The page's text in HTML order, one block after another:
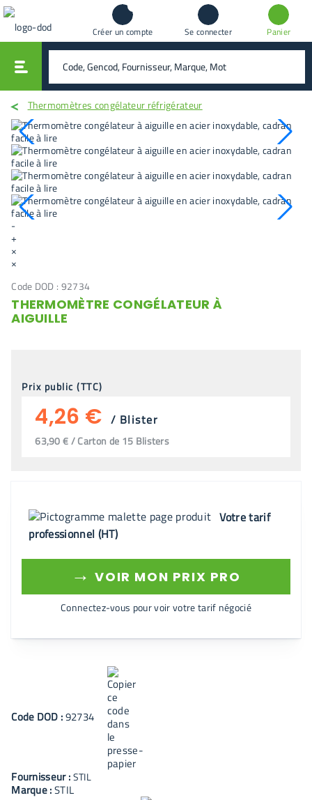
Créer un compte Se connecter Panier
rechercher
Thermomètres congélateur réfrigérateur
-
+
×
×
Code DOD : 92734
THERMOMÈTRE CONGÉLATEUR À
AIGUILLE
Prix public (TTC)
4,26 € / Blister
63,90 € / Carton de 15 Blisters
Votre tarif
professionnel (HT)
→ VOIR MON PRIX PRO
Connectez-vous pour voir votre tarif négocié
Code DOD :92734
Fournisseur :STIL
Marque :STIL